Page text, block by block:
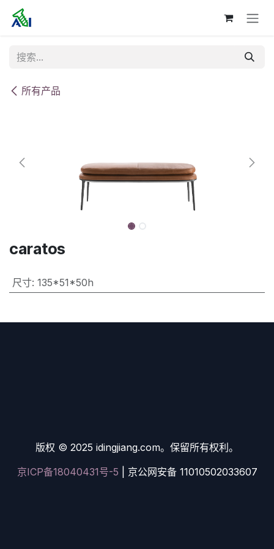
跳至内容
所有产品
caratos
尺寸: 135*51*50h
版权 © 2025 idingjiang.com。保留所有权利。
京ICP备18040431号-5 | 京公网安备 11010502033607